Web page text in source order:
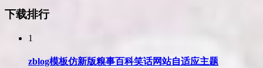
下载排行
1
zblog模板仿新版糗事百科笑话网站自适应主题